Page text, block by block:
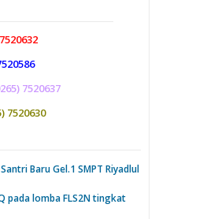
7520637
7520630
Baru Gel.1 SMPT Riyadlul
pada lomba FLS2N tingkat